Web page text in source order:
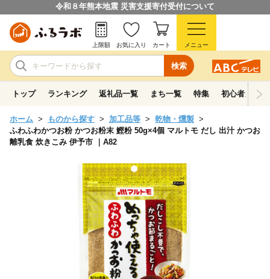
令和８年熊本地震 災害支援寄付受付について
検索
上限額 お気に入り カート メニュー
トップ ランキング 返礼品一覧 まち一覧 特集 初心者ガイド
ホーム ものから探す 加工品等
乾物・燻製
ふわふわかつお粉 かつお粉末 鰹粉 50g×4個 マルトモ だし 出汁 かつお
離乳食 炊きこみ 伊予市 ｜A82